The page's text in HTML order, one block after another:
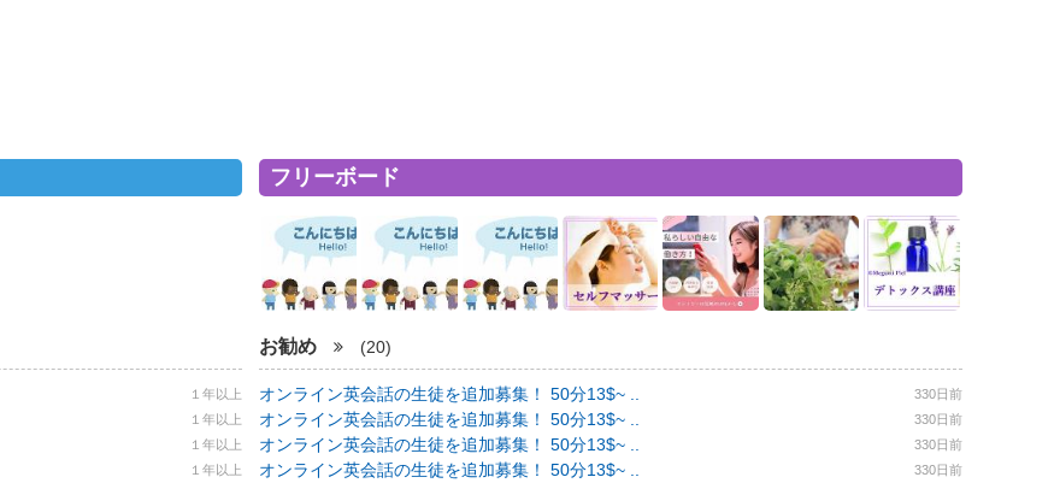
１年以上
１年以上
１年以上
１年以上
フリーボード
お勧め (20)
オンライン英会話の生徒を追加募集！ 50分13$~ .. 330日前
オンライン英会話の生徒を追加募集！ 50分13$~ .. 330日前
オンライン英会話の生徒を追加募集！ 50分13$~ .. 330日前
オンライン英会話の生徒を追加募集！ 50分13$~ .. 330日前